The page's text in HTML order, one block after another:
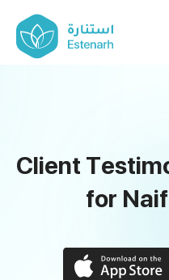
Client
for